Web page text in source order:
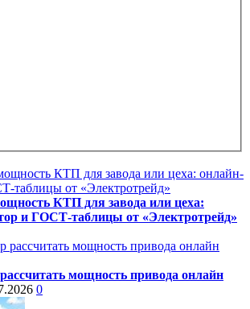
КТП для завода или цеха:
и ГОСТ-таблицы от «Электротрейд»
мощность привода онлайн
0